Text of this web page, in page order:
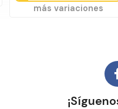
más variaciones